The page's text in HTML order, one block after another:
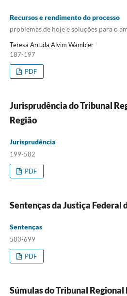
Recursos e rendimento do processo
problemas de hoje e soluções para o
Teresa Arruda Alvim Wambier
187-197
PDF
Jurisprudência do Tribunal
Região
Jurisprudência
199-582
PDF
Sentenças da Justiça Federal
Sentenças
583-699
PDF
Súmulas do Tribunal Regional